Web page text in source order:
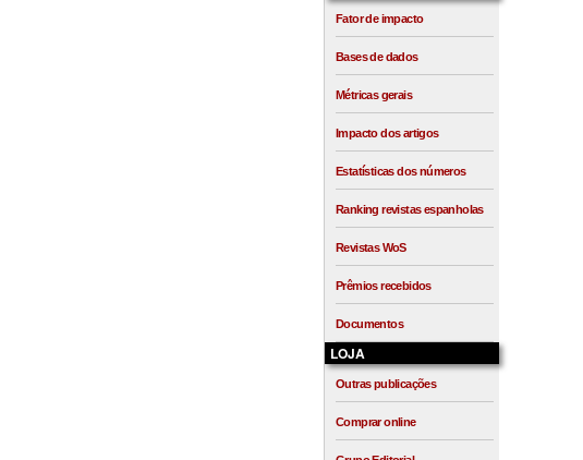
Fator de impacto
Bases de dados
Métricas gerais
Impacto dos artigos
Estatísticas dos números
Ranking revistas espanholas
Revistas WoS
Prêmios recebidos
Documentos
LOJA
Outras publicações
Comprar online